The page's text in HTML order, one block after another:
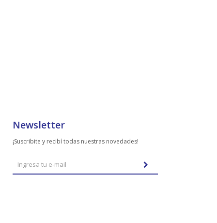
Newsletter
¡Suscribite y recibí todas nuestras novedades!